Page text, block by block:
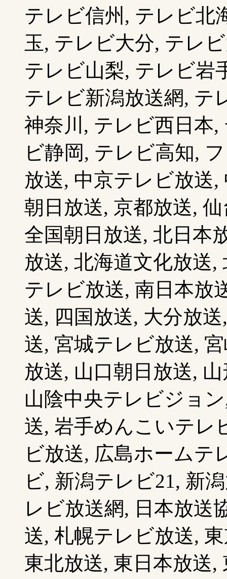
テレビ信州, テレビ北
玉, テレビ大分, テレ
テレビ山梨, テレビ岩
テレビ新潟放送網, テ
神奈川, テレビ西日本
ビ静岡, テレビ高知,
放送, 中京テレビ放送
朝日放送, 京都放送,
全国朝日放送, 北日本
放送, 北海道文化放送,
テレビ放送, 南日本放
送, 四国放送, 大分放
送, 宮城テレビ放送,
放送, 山口朝日放送,
山陰中央テレビジョ
送, 岩手めんこいテレ
ビ放送, 広島ホームテ
ビ, 新潟テレビ21, 新
レビ放送網, 日本放送
送, 札幌テレビ放送,
東北放送, 東日本放送,